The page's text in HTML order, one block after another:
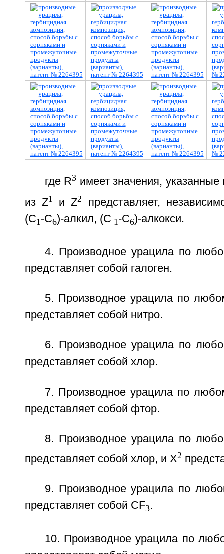
где R3 имеет значения,
из Z1 и Z2
представляет,
(С1-С6)-алкил, (С 1-С6)-алкокси.
4. Производное урацила по
представляет собой галоген.
5. Производное урацила по
представляет собой нитро.
6. Производное урацила по
представляет собой хлор.
7. Производное урацила по
представляет собой фтор.
8. Производное урацила по
представляет собой хлор, и Х2
9. Производное урацила по
представляет собой CF3.
10. Производное урацила по